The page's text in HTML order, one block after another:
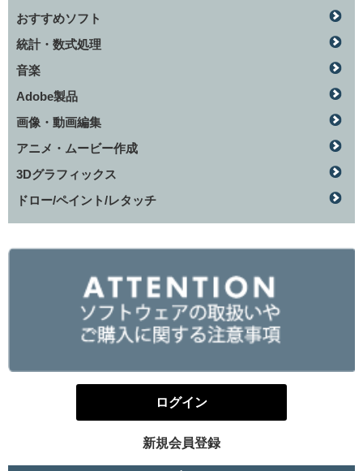
おすすめソフト
統計・数式処理
音楽
Adobe製品
画像・動画編集
アニメ・ムービー作成
3Dグラフィックス
ドロー/ペイント/レタッチ
ログイン
新規会員登録